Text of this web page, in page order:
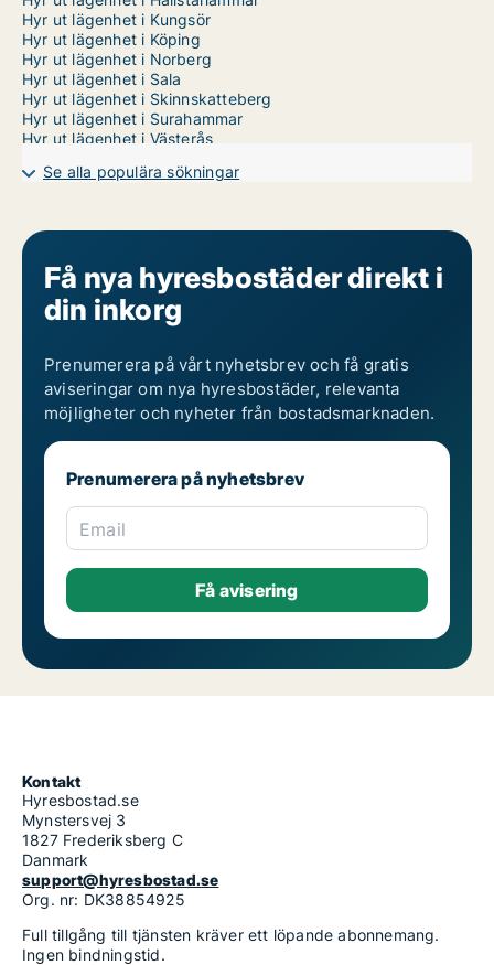
Hyr ut lägenhet i Kungsör
Hyr ut lägenhet i Köping
Hyr ut lägenhet i Norberg
Hyr ut lägenhet i Sala
Hyr ut lägenhet i Skinnskatteberg
Hyr ut lägenhet i Surahammar
Hyr ut lägenhet i Västerås
Se alla populära sökningar
Få nya hyresbostäder direkt i
din inkorg
Prenumerera på vårt nyhetsbrev och få gratis
aviseringar om nya hyresbostäder, relevanta
möjligheter och nyheter från bostadsmarknaden.
Prenumerera på nyhetsbrev
Email
Kontakt
Hyresbostad.se
Mynstersvej 3
1827 Frederiksberg C
Danmark
support@hyresbostad.se
Org. nr: DK38854925
Full tillgång till tjänsten kräver ett löpande abonnemang.
Ingen bindningstid.